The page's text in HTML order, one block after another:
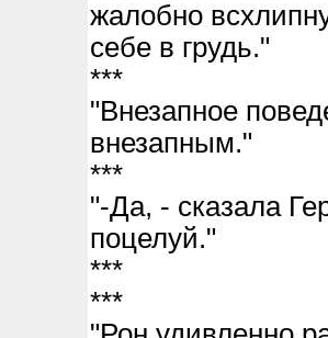
жалобно
себе в грудь."
***
"Внезапное
внезапным."
***
"-Да, - сказала
поцелуй."
***
***